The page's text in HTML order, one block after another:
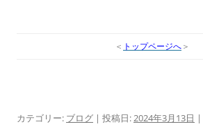
＜ トップページへ＞
カテゴリー: ブログ | 投稿日:2024年3月13日 |